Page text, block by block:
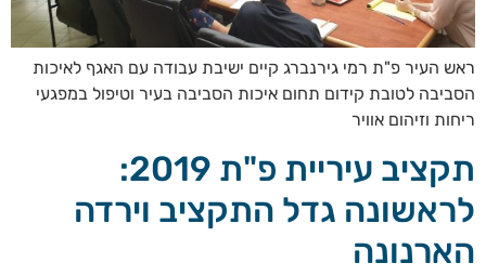
ראש העיר פ"ת רמי גירנברג קיים ישיבת עבודה עם האגף לאיכות
הסביבה לטובת קידום תחום איכות הסביבה בעיר וטיפול במפגעי
ריחות וזיהום אוויר
תקציב עיריית פ"ת 2019:
לראשונה גדל התקציב וירדה
הארנונה